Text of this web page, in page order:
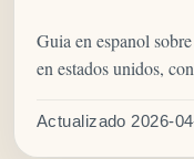
Guia en espanol
en estados unidos,
Actualizado 2026-